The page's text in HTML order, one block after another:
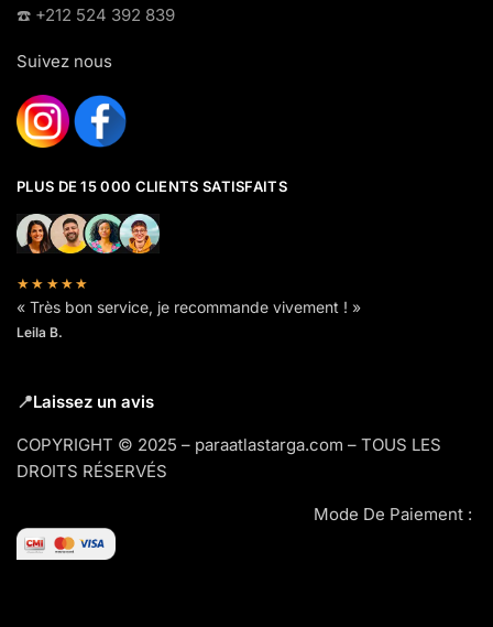
☎️​ +212 524 392 839
Suivez nous
PLUS DE 15 000 CLIENTS SATISFAITS
★★★★★
« Très bon service, je recommande vivement ! »
Leila B.
📍Laissez un avis
COPYRIGHT © 2025 – paraatlastarga.com – TOUS LES
DROITS RÉSERVÉS
Mode De Paiement :